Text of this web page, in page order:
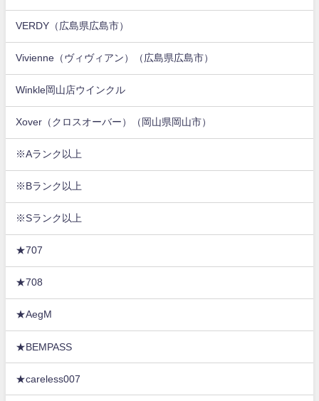
VERDY（広島県広島市）
Vivienne（ヴィヴィアン）（広島県広島市）
Winkle岡山店ウインクル
Xover（クロスオーバー）（岡山県岡山市）
※Aランク以上
※Bランク以上
※Sランク以上
★707
★708
★AegM
★BEMPASS
★careless007